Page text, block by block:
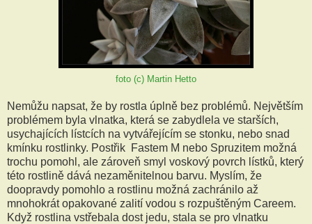
foto (c) Martin Hetto
Nemůžu napsat, že by rostla úplně bez problémů. Největším
problémem byla vlnatka, která se zabydlela ve starších,
usychajících lístcích na vytvářejícím se stonku, nebo snad
kmínku rostlinky. Postřik Fastem M nebo Spruzitem možná
trochu pomohl, ale zároveň smyl voskový povrch lístků, který
této rostlině dává nezaměnitelnou barvu. Myslím, že
doopravdy pomohlo a rostlinu možná zachránilo až
mnohokrát opakované zalití vodou s rozpuštěným Careem.
Když rostlina vstřebala dost jedu, stala se pro vlnatku